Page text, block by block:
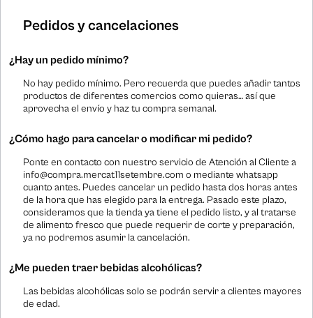
Pedidos y cancelaciones
¿Hay un pedido mínimo?
No hay pedido mínimo. Pero recuerda que puedes añadir tantos
productos de diferentes comercios como quieras… así que
aprovecha el envío y haz tu compra semanal.
¿Cómo hago para cancelar o modificar mi pedido?
Ponte en contacto con nuestro servicio de Atención al Cliente a
info@compra.mercat11setembre.com o mediante whatsapp
cuanto antes. Puedes cancelar un pedido hasta dos horas antes
de la hora que has elegido para la entrega. Pasado este plazo,
consideramos que la tienda ya tiene el pedido listo, y al tratarse
de alimento fresco que puede requerir de corte y preparación,
ya no podremos asumir la cancelación.
¿Me pueden traer bebidas alcohólicas?
Las bebidas alcohólicas solo se podrán servir a clientes mayores
de edad.